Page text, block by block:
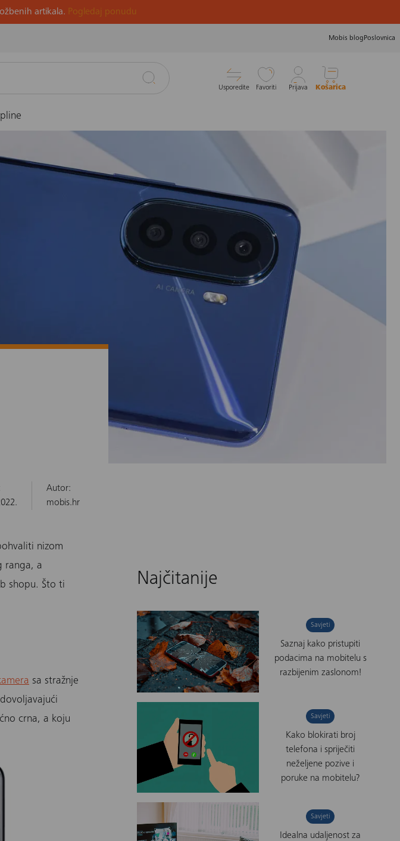
artikala. Pogledaj ponudu
Mobis blog Poslovnica
Usporedite Favoriti Prijava Košarica
Autor:
mobis.hr
nizom
ranga, a
shopu. Što ti
sa stražnje
crna, a koju
Najčitanije
Savjeti
Saznaj kako pristupiti
podacima na mobitelu s
razbijenim zaslonom!
Savjeti
Kako blokirati broj
telefona i spriječiti
neželjene pozive i
poruke na mobitelu?
Savjeti
Idealna udaljenost za